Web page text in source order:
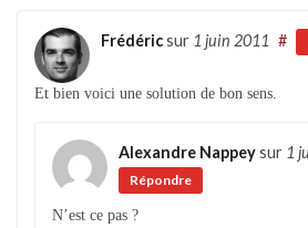
Frédéricsur 1 juin 2011 #
Et bien voici une solution de bon sens.
Alexandre Nappeysur 1
Répondre
N’est ce pas ?